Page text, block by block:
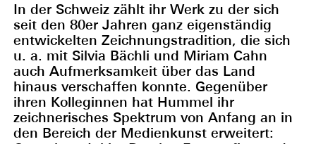
In der Schweiz zählt ihr Werk zu der sich
seit den 80er Jahren ganz eigenständig
entwickelten Zeichnungstradition, die sich
u. a. mit Silvia Bächli und Miriam Cahn
auch Aufmerksamkeit über das Land
hinaus verschaffen konnte. Gegenüber
ihren Kolleginnen hat Hummel ihr
zeichnerisches Spektrum von Anfang an in
den Bereich der Medienkunst erweitert: